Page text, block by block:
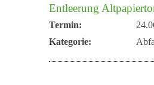
Entleerung
Termin:
Kategorie: